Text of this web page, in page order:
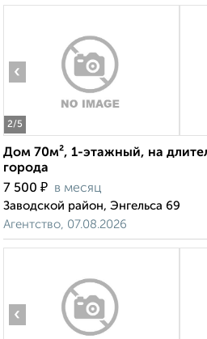
2/5
‹
Дом 70м², 1-этажный, на
города
7 500 ₽ в месяц
Заводской район, Энгельса 69
Агентство, 07.08.2026
‹